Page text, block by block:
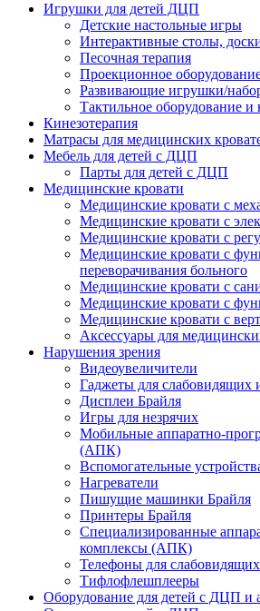
Игрушки для детей ДЦП
Детские настольные игры
Интерактивные столы,
Песочная терапия
Проекционное
Развивающие игрушки/
Тактильное оборудование и
Кинезотерапия
Матрасы для медицинских
Мебель для детей с ДЦП
Парты для детей с ДЦП
Медицинские кровати
Медицинские кровати с
Медицинские кровати с
Медицинские кровати с
Медицинские кровати с
переворачивания больного
Медицинские кровати с
Медицинские кровати с
Медицинские кровати с
Аксессуары для
Нарушения зрения
Видеоувеличители
Гаджеты для слабовидящих
Дисплеи Брайля
Игры для незрячих
Мобильные аппаратно-
(АПК)
Вспомогательные
Нагреватели
Пишущие машинки Брайля
Принтеры Брайля
Специализированные
комплексы (АПК)
Телефоны для
Тифлофлешплееры
Оборудование для детей с ДЦП и